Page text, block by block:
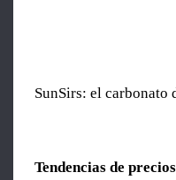
SunSirs: el
Tendencias de precios